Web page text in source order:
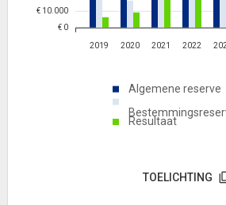
€ 0
€ 10.000
2019 2020 2021 2022
Algemene reserve
Resultaat
TOELICHTING